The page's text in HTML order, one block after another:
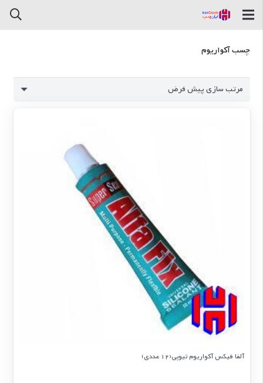
چسب آکواریوم
آلفا فیکس آکواریوم تیوپی(12 عددی)